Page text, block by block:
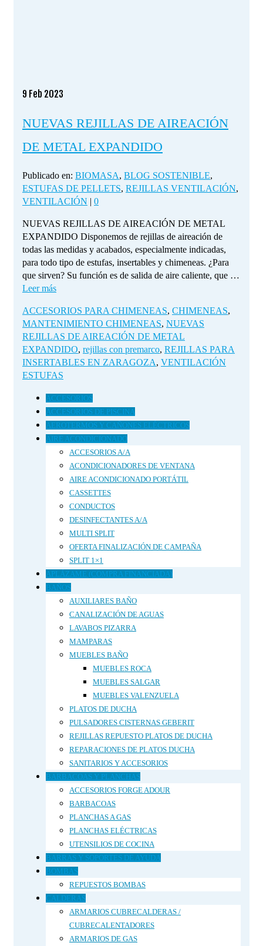
9 Feb 2023
NUEVAS REJILLAS DE AIREACIÓN
DE METAL EXPANDIDO
Publicado en: BIOMASA, BLOG SOSTENIBLE,
ESTUFAS DE PELLETS, REJILLAS VENTILACIÓN,
VENTILACIÓN | 0
NUEVAS REJILLAS DE AIREACIÓN DE METAL
EXPANDIDO Disponemos de rejillas de aireación de
todas las medidas y acabados, especialmente indicadas,
para todo tipo de estufas, insertables y chimeneas. ¿Para
que sirven? Su función es de salida de aire caliente, que …
Leer más
ACCESORIOS PARA CHIMENEAS, CHIMENEAS,
MANTENIMIENTO CHIMENEAS, NUEVAS
REJILLAS DE AIREACIÓN DE METAL
EXPANDIDO, rejillas con premarco, REJILLAS PARA
INSERTABLES EN ZARAGOZA, VENTILACIÓN
ESTUFAS
ACCESORIOS
ACCESORIOS DE PISCINA
AEROTERMOS Y CAÑONES ELÉCTRICOS
AIRE ACONDICIONADO
ACCESORIOS A/A
ACONDICIONADORES DE VENTANA
AIRE ACONDICIONADO PORTÁTIL
CASSETTES
CONDUCTOS
DESINFECTANTES A/A
MULTI SPLIT
OFERTA FINALIZACIÓN DE CAMPAÑA
SPLIT 1×1
APLÁZAME (COMPRA FINANCIADA)
BAÑOS
AUXILIARES BAÑO
CANALIZACIÓN DE AGUAS
LAVABOS PIZARRA
MAMPARAS
MUEBLES BAÑO
MUEBLES ROCA
MUEBLES SALGAR
MUEBLES VALENZUELA
PLATOS DE DUCHA
PULSADORES CISTERNAS GEBERIT
REJILLAS REPUESTO PLATOS DE DUCHA
REPARACIONES DE PLATOS DUCHA
SANITARIOS Y ACCESORIOS
BARBACOAS Y PLANCHAS
ACCESORIOS FORGE ADOUR
BARBACOAS
PLANCHAS A GAS
PLANCHAS ELÉCTRICAS
UTENSILIOS DE COCINA
BARRAS Y SOPORTES DE AYUDA
BOMBAS
REPUESTOS BOMBAS
CALDERAS
ARMARIOS CUBRECALDERAS /
CUBRECALENTADORES
ARMARIOS DE GAS